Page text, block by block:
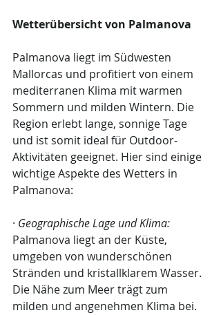
Wetterübersicht von Palmanova
Palmanova liegt im Südwesten
Mallorcas und profitiert von einem
mediterranen Klima mit warmen
Sommern und milden Wintern. Die
Region erlebt lange, sonnige Tage
und ist somit ideal für Outdoor-
Aktivitäten geeignet. Hier sind einige
wichtige Aspekte des Wetters in
Palmanova:
· Geographische Lage und Klima:
Palmanova liegt an der Küste,
umgeben von wunderschönen
Stränden und kristallklarem Wasser.
Die Nähe zum Meer trägt zum
milden und angenehmen Klima bei.